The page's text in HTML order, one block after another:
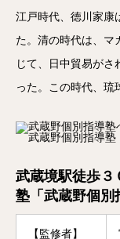
江戸時代、徳川家康
た。清の時代は、マ
じて、日中貿易がさ
った。この時代、琉
武蔵境駅徒歩３
塾「武蔵野個別
【監修者】